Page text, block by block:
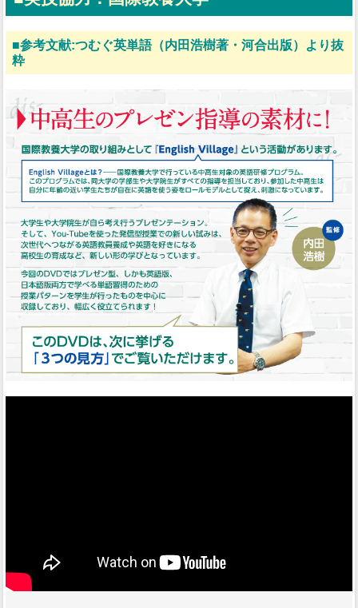
■参考文献:つむぐ英単語（内田浩樹著・河合出版）より抜
粋